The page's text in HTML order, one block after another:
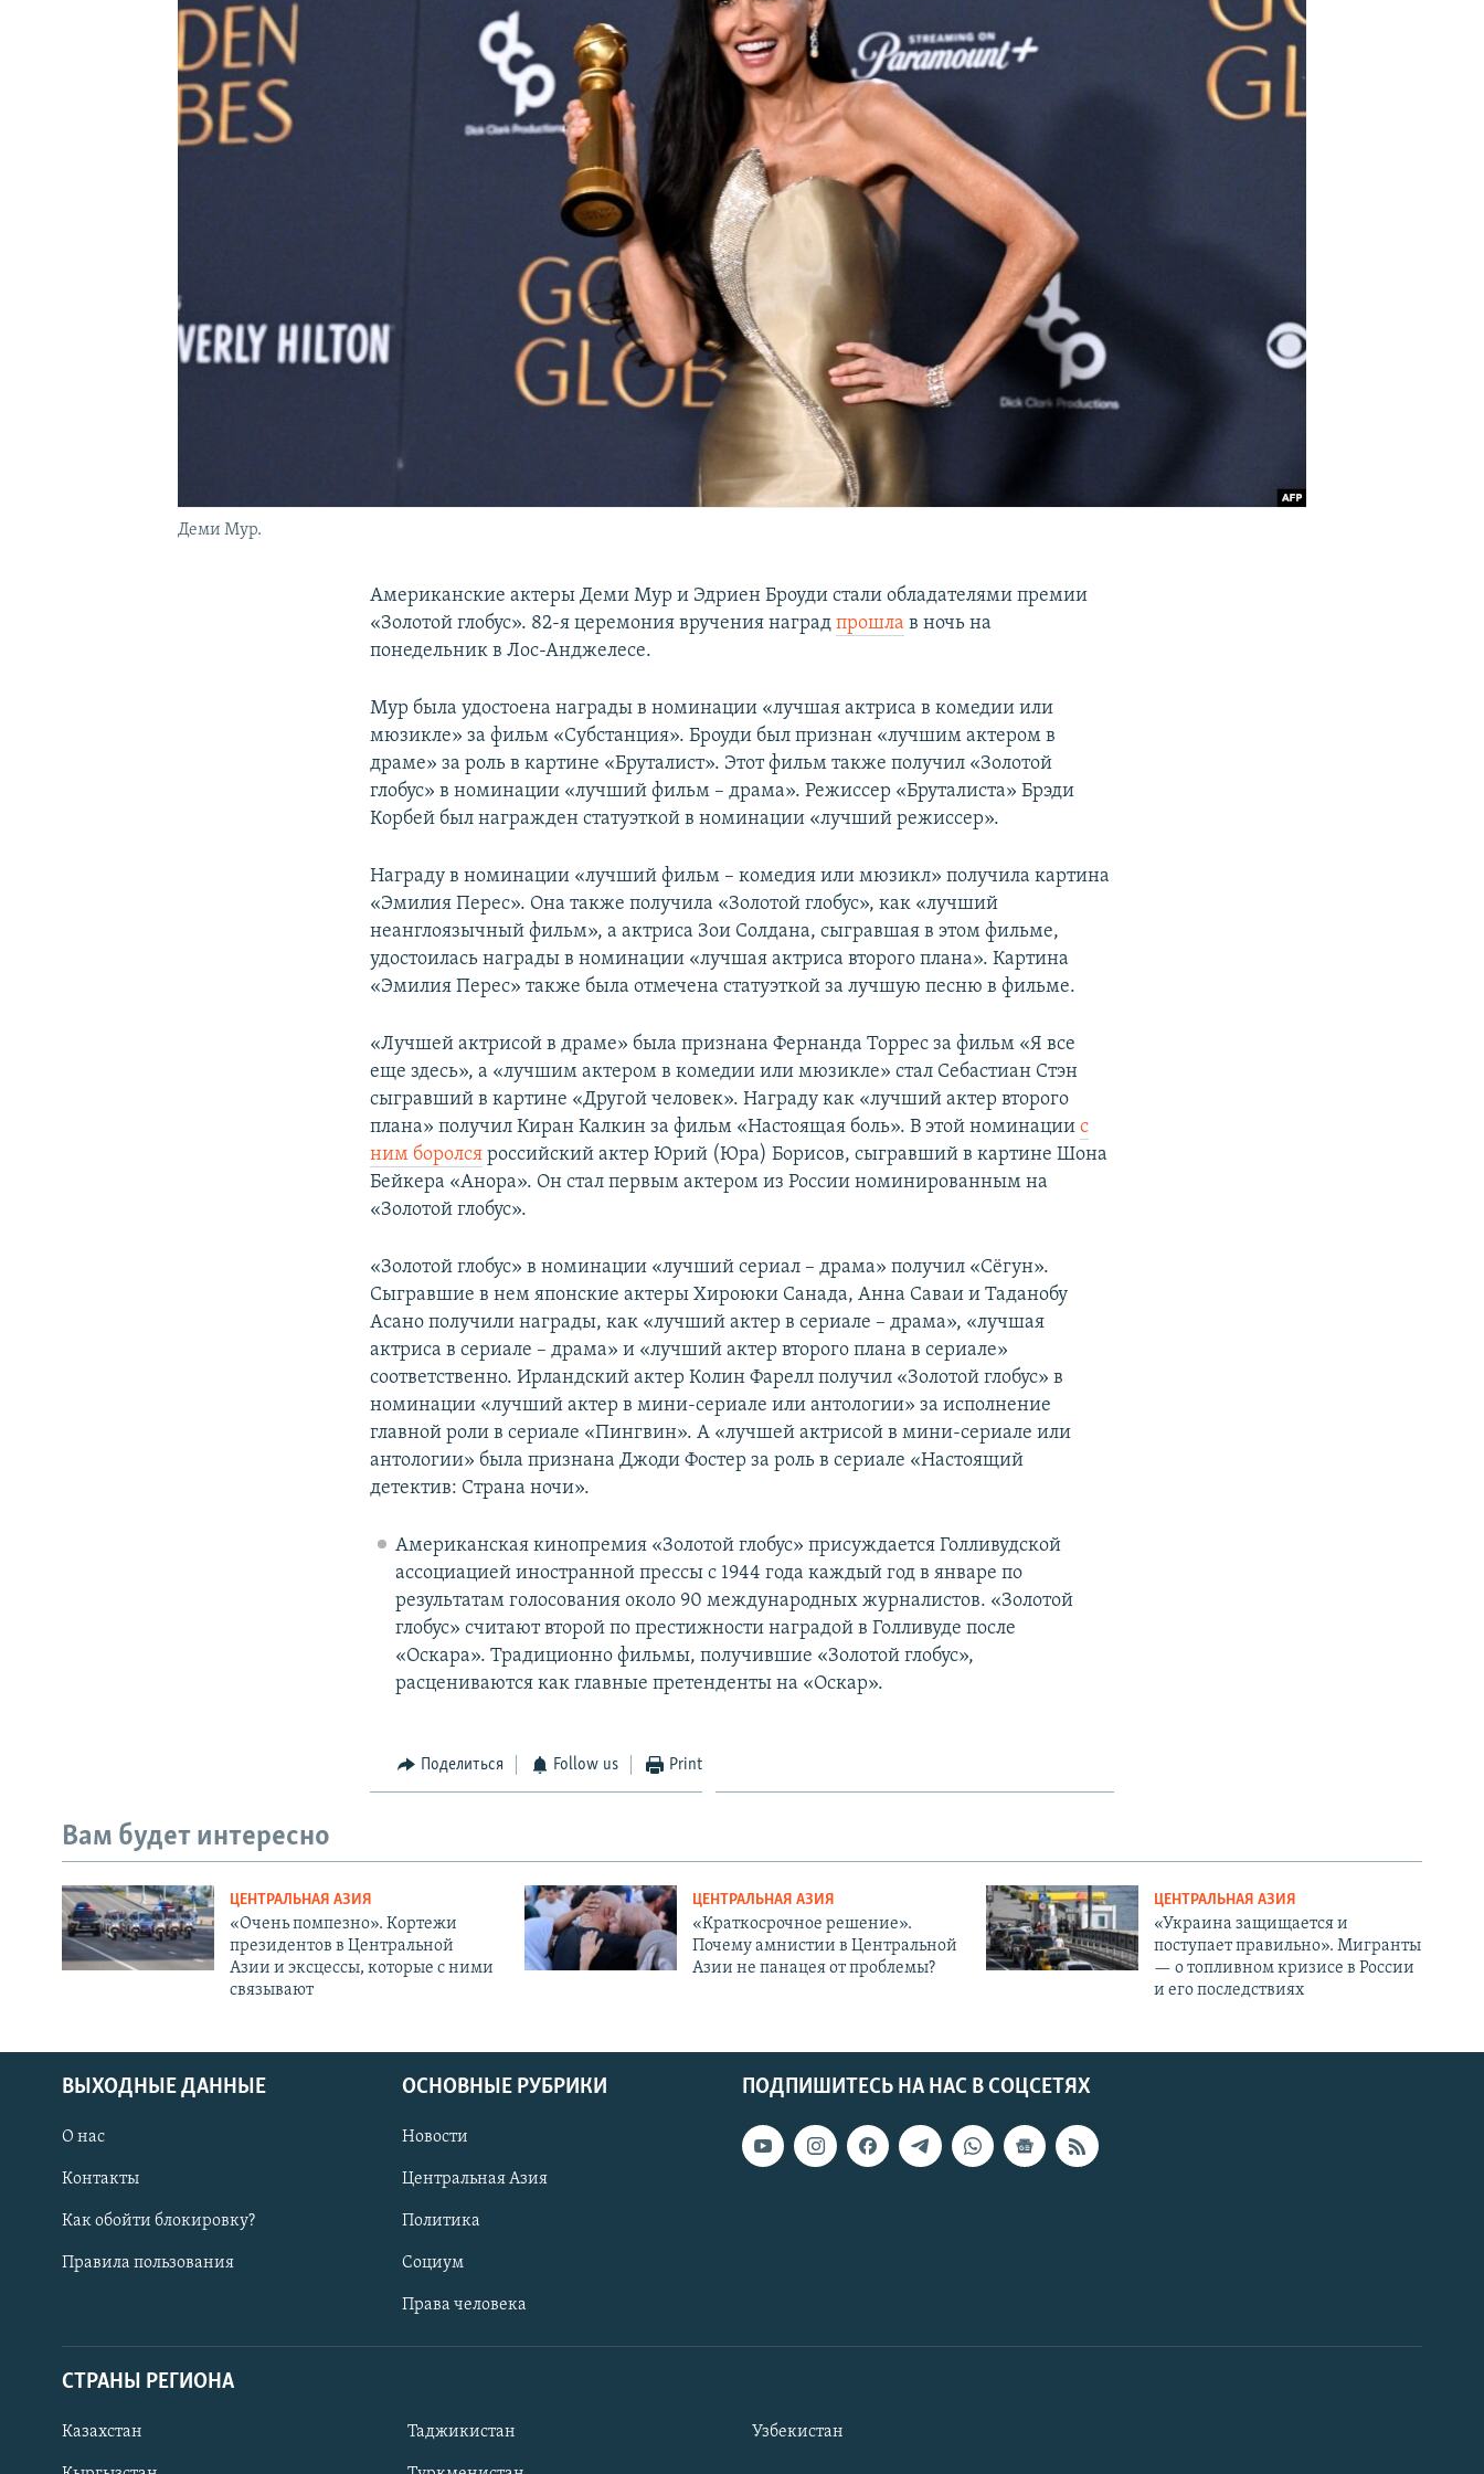
Деми Мур.
Американские актеры Деми Мур и Эдриен Броуди стали обладателями премии
«Золотой глобус». 82-я церемония вручения наградпрошла в ночь на
понедельник в Лос-Анджелесе.
Мур была удостоена награды в номинации «лучшая актриса в комедии или
мюзикле» за фильм «Субстанция». Броуди был признан «лучшим актером в
драме» за роль в картине «Бруталист». Этот фильм также получил «Золотой
глобус» в номинации «лучший фильм – драма». Режиссер «Бруталиста» Брэди
Корбей был награжден статуэткой в номинации «лучший режиссер».
Награду в номинации «лучший фильм – комедия или мюзикл» получила картина
«Эмилия Перес». Она также получила «Золотой глобус», как «лучший
неанглоязычный фильм», а актриса Зои Солдана, сыгравшая в этом фильме,
удостоилась награды в номинации «лучшая актриса второго плана». Картина
«Эмилия Перес» также была отмечена статуэткой за лучшую песню в фильме.
«Лучшей актрисой в драме» была признана Фернанда Торрес за фильм «Я все
еще здесь», а «лучшим актером в комедии или мюзикле» стал Себастиан Стэн
сыгравший в картине «Другой человек». Награду как «лучший актер второго
плана» получил Киран Калкин за фильм «Настоящая боль». В этой номинациис
ним боролся российский актер Юрий (Юра) Борисов, сыгравший в картине Шона
Бейкера «Анора». Он стал первым актером из России номинированным на
«Золотой глобус».
«Золотой глобус» в номинации «лучший сериал – драма» получил «Сёгун».
Сыгравшие в нем японские актеры Хироюки Санада, Анна Саваи и Таданобу
Асано получили награды, как «лучший актер в сериале – драма», «лучшая
актриса в сериале – драма» и «лучший актер второго плана в сериале»
соответственно. Ирландский актер Колин Фарелл получил «Золотой глобус» в
номинации «лучший актер в мини-сериале или антологии» за исполнение
главной роли в сериале «Пингвин». А «лучшей актрисой в мини-сериале или
антологии» была признана Джоди Фостер за роль в сериале «Настоящий
детектив: Страна ночи».
Американская кинопремия «Золотой глобус» присуждается Голливудской
ассоциацией иностранной прессы с 1944 года каждый год в январе по
результатам голосования около 90 международных журналистов. «Золотой
глобус» считают второй по престижности наградой в Голливуде после
«Оскара». Традиционно фильмы, получившие «Золотой глобус»,
расцениваются как главные претенденты на «Оскар».
Поделиться Follow us Print
Вам будет интересно
ЦЕНТРАЛЬНАЯ АЗИЯ
«Очень помпезно». Кортежи
президентов в Центральной
Азии и эксцессы, которые с ними
связывают
ЦЕНТРАЛЬНАЯ АЗИЯ
«Краткосрочное решение».
Почему амнистии в Центральной
Азии не панацея от проблемы?
ЦЕНТРАЛЬНАЯ АЗИЯ
«Украина защищается и
поступает правильно». Мигранты
— о топливном кризисе в России
и его последствиях
ПОДПИШИТЕСЬ НА НАС В СОЦСЕТЯХ
ВЫХОДНЫЕ ДАННЫЕ
О нас
Контакты
Как обойти блокировку?
Правила пользования
ОСНОВНЫЕ РУБРИКИ
Новости
Центральная Азия
Политика
Социум
Права человека
СТРАНЫ РЕГИОНА
Казахстан Таджикистан Узбекистан